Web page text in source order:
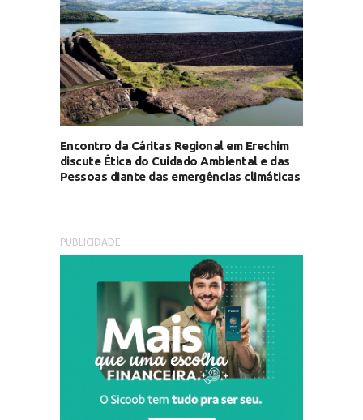
Encontro da Cáritas Regional em Erechim
discute Ética do Cuidado Ambiental e das
Pessoas diante das emergências climáticas
PUBLICIDADE